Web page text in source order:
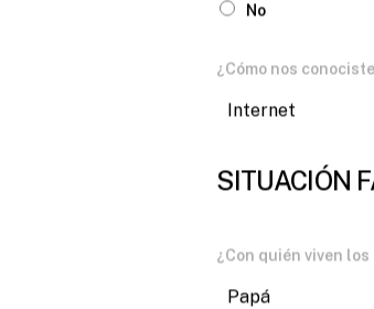
No
¿Cómo nos
Internet
SITUACIÓN
¿Con quién viven
Papá